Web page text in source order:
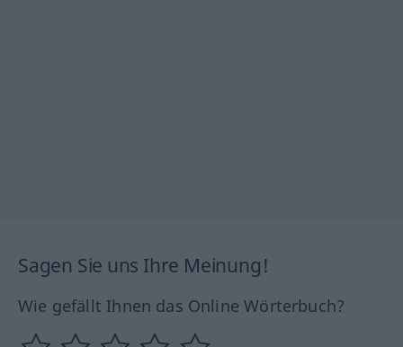
Sagen Sie uns Ihre Meinung!
Wie gefällt Ihnen das Online Wörterbuch?